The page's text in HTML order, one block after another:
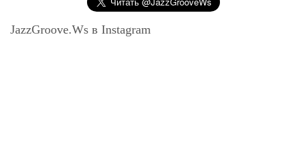
JazzGroove.Ws в Instagram